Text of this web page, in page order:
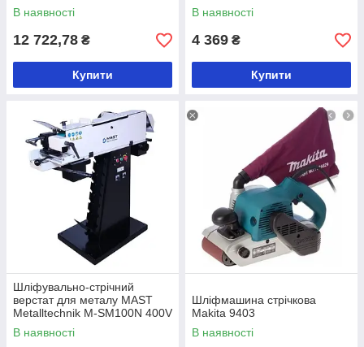
В наявності
12 722,78 ₴
Купити
В наявності
4 369 ₴
Купити
Шліфувально-стрічний
верстат для металу MAST
Metalltechnik M-SM100N 400V
В наявності
Шліфмашина стрічкова
Makita 9403
В наявності